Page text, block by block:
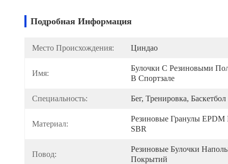
Подробная Информация
Место Происхождения: Циндао
Имя:
Булочки С Резиновыми
В Спортзале
Специальность: Бег, Тренировка, Баскетбол
Материал:
Резиновые Гранулы EPDM
SBR
Повод:
Резиновые Булочки
Покрытий